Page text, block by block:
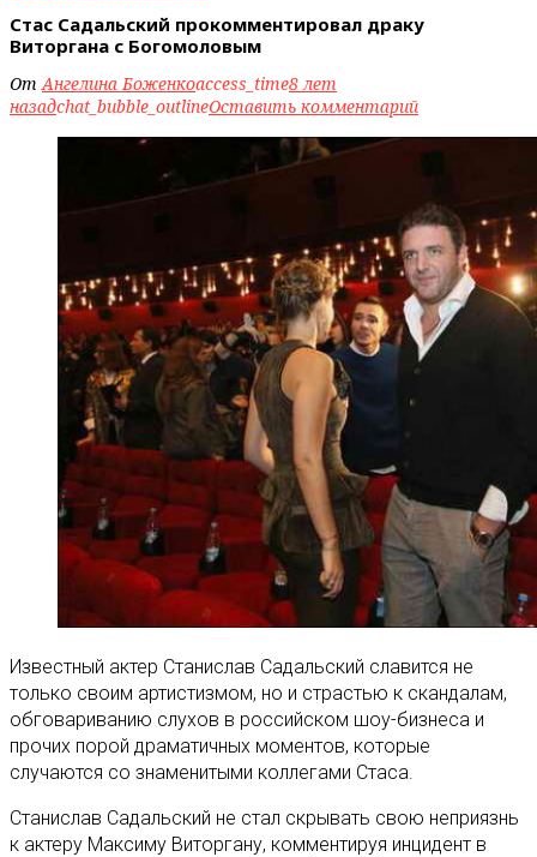
Стас Садальский️ прокомментировал драку
Виторгана с Богомоловым
ОтАнгелина Боженкоaccess_time8 лет
назадchat_bubble_outlineОставить комментарий
Известный актер Станислав Садальский славится не
только своим артистизмом, но и страстью к скандалам,
обговариванию слухов в российском шоу-бизнеса и
прочих порой драматичных моментов, которые
случаются со знаменитыми коллегами Стаса.
Станислав Садальский не стал скрывать свою неприязнь
к актеру Максиму Виторгану, комментируя инцидент в